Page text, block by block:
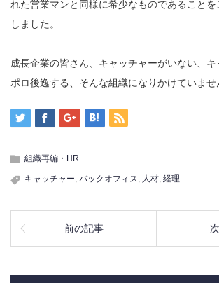
れた営業マンと同様に希少なものであること
しました。
成長企業の皆さん、キャッチャーがいない、キ
ポロ後逸する、そんな組織になりかけていませ
組織再編・HR
キャッチャー バックオフィス 人材 経理
前の記事